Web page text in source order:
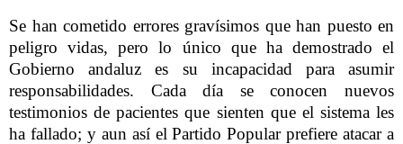
Se han cometido errores gravísimos que han puesto en
peligro vidas, pero lo único que ha demostrado el
Gobierno andaluz es su incapacidad para asumir
responsabilidades. Cada día se conocen nuevos
testimonios de pacientes que sienten que el sistema les
ha fallado; y aun así el Partido Popular prefiere atacar a